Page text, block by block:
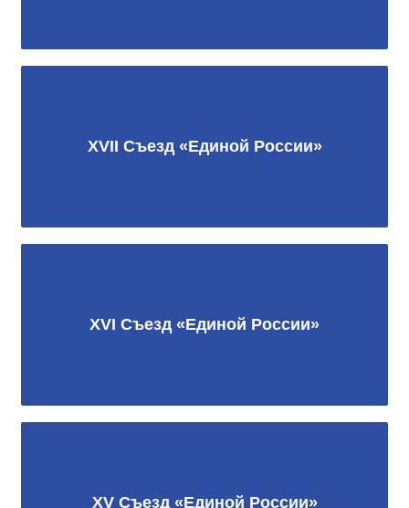
XVII Съезд «Единой России»
XVI Съезд «Единой России»
XV Съезд «Единой России»